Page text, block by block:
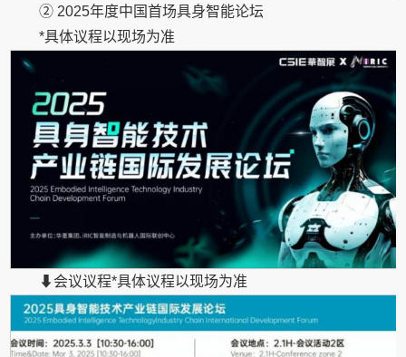
② 2025年度中国首场具身智能论坛
*具体议程以现场为准
⬇会议议程*具体议程以现场为准